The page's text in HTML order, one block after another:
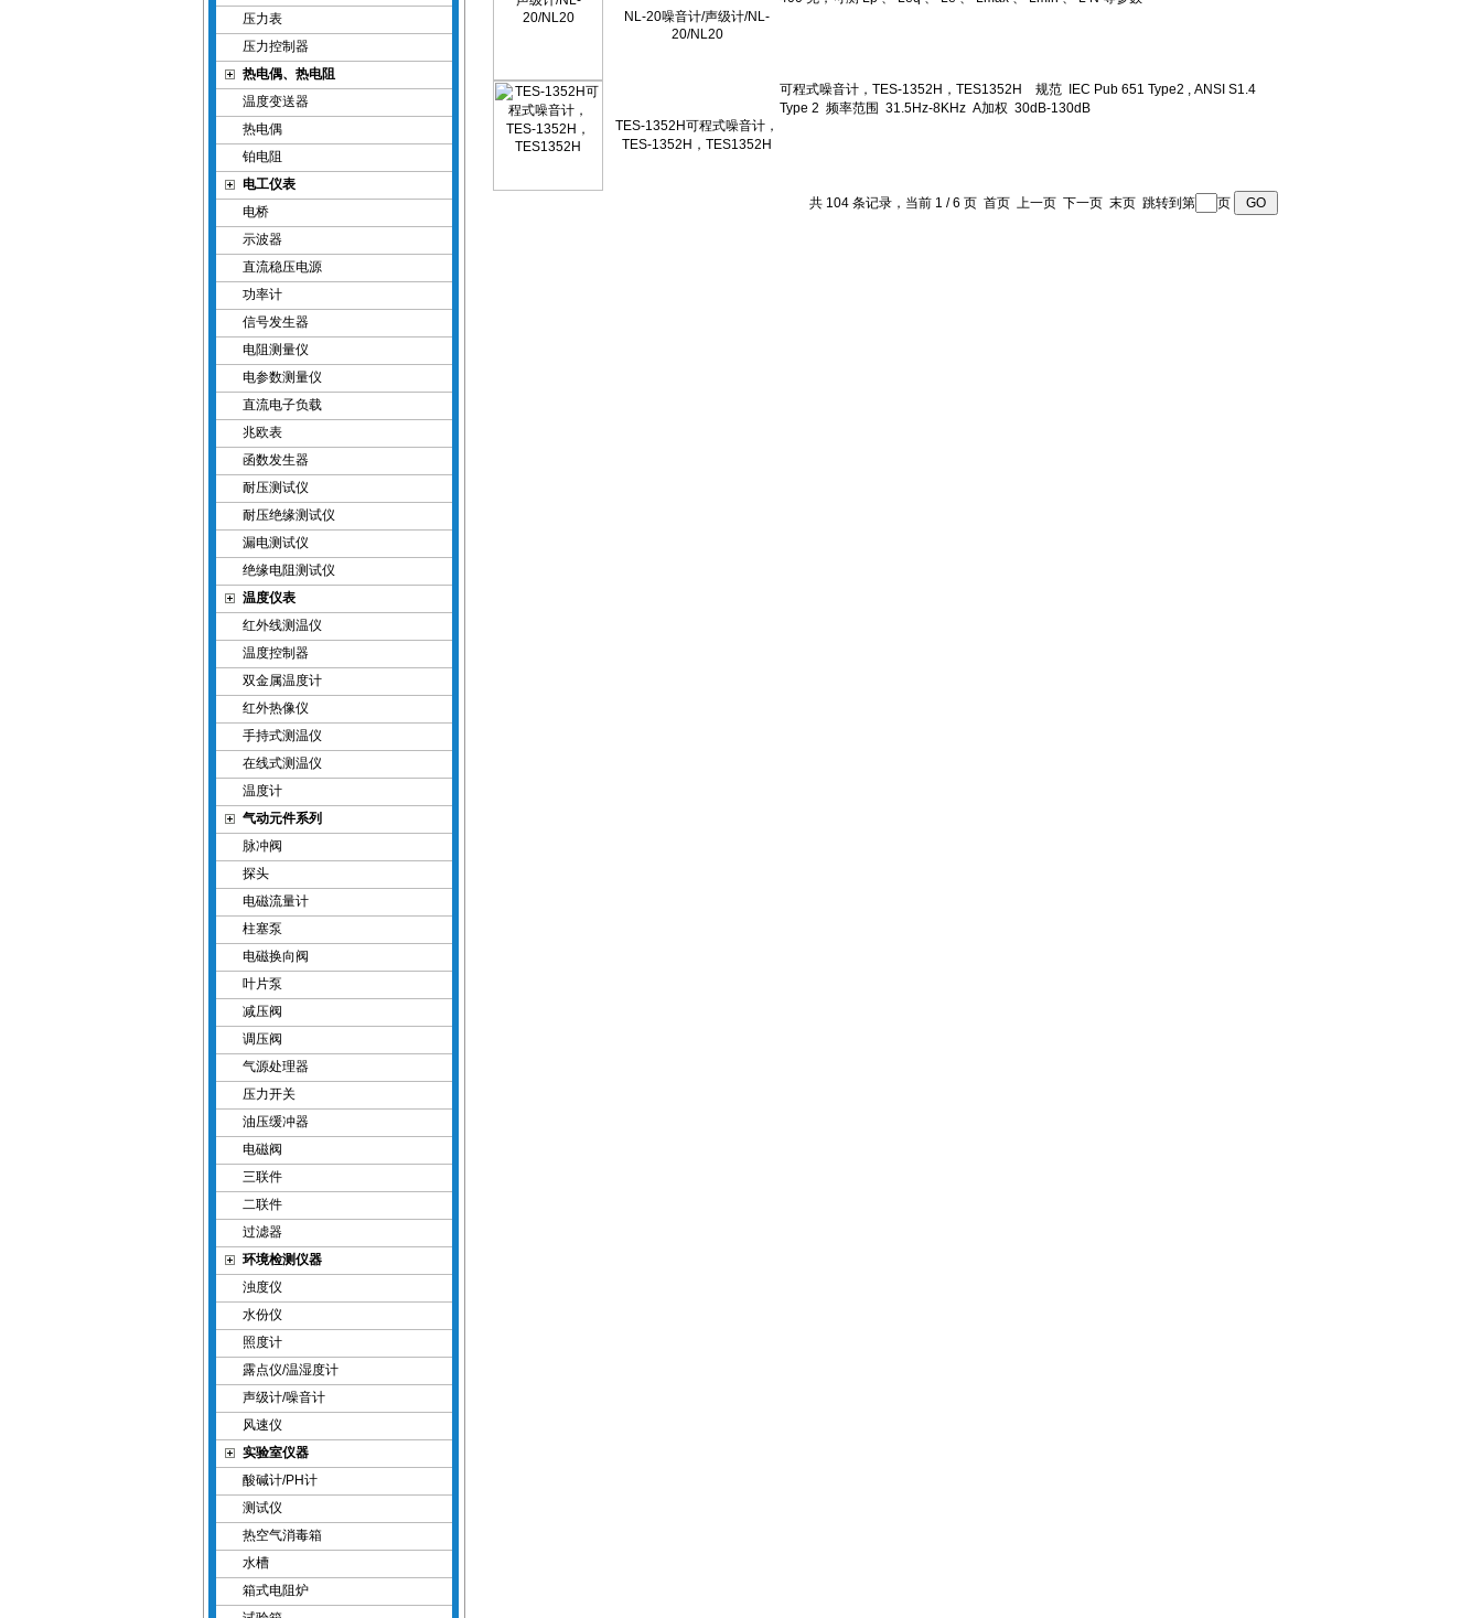
压力表
压力控制器
热电偶、热电阻
温度变送器
热电偶
铂电阻
电工仪表
电桥
示波器
直流稳压电源
功率计
信号发生器
电阻测量仪
电参数测量仪
直流电子负载
兆欧表
函数发生器
耐压测试仪
耐压绝缘测试仪
漏电测试仪
绝缘电阻测试仪
温度仪表
红外线测温仪
温度控制器
双金属温度计
红外热像仪
手持式测温仪
在线式测温仪
温度计
气动元件系列
脉冲阀
探头
电磁流量计
柱塞泵
电磁换向阀
叶片泵
减压阀
调压阀
气源处理器
压力开关
油压缓冲器
电磁阀
三联件
二联件
过滤器
环境检测仪器
浊度仪
水份仪
照度计
露点仪/温湿度计
声级计/噪音计
风速仪
实验室仪器
酸碱计/PH计
测试仪
热空气消毒箱
水槽
箱式电阻炉
NL-20噪音计/声级计/NL-
20/NL20
TES-1352H可程式噪音计，
TES-1352H，TES1352H
共 104 条记录，当前 1 / 6 页 首页 上一页 下一页 末页 跳转到第 页